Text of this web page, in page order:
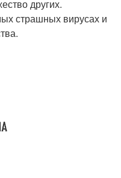
других.
страшных вирусах и